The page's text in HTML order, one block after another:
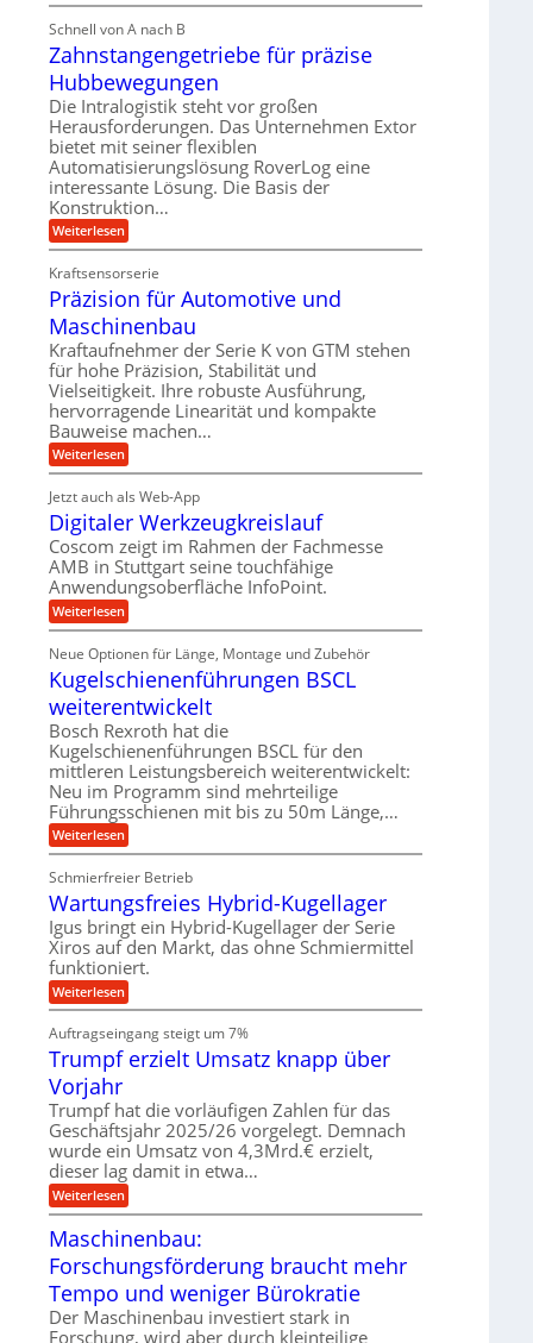
m
V
e
r
g
l
e
i
c
h
e
u
g
e
l
g
e
w
i
n
d
e
r
i
e
b
e
f
ü
r
r
a
u
e
U
m
g
e
n
g
e
n
g
e
r
t
m
s
a
t
z
u
n
d
A
u
f
t
r
a
g
s
i
n
g
a
n
g
n
s
c
h
e
n
a
u
c
h
i
n
Z
e
i
t
e
v
o
n
K
I
w
i
c
h
i
g
e
r
a
l
s
M
a
s
c
h
i
n
e
n
Schnell von A nach B
Zahnstangengetriebe für präzise
Hubbewegungen
Die Intralogistik steht vor großen
Herausforderungen. Das Unternehmen Extor
bietet mit seiner flexiblen
Automatisierungslösung RoverLog eine
interessante Lösung. Die Basis der
Konstruktion…
Weiterlesen:
Z
h
n
s
t
a
n
g
e
n
g
e
t
r
i
b
e
f
ü
r
p
r
z
i
e
H
u
b
b
e
w
e
g
n
g
e
n
Kraftsensorserie
Präzision für Automotive und
Maschinenbau
Kraftaufnehmer der Serie K von GTM stehen
für hohe Präzision, Stabilität und
Vielseitigkeit. Ihre robuste Ausführung,
hervorragende Linearität und kompakte
Bauweise machen…
Weiterlesen:
P
ä
z
i
s
i
o
n
f
ü
r
A
u
t
o
m
o
i
v
e
u
n
d
M
a
s
c
h
i
n
e
b
a
u
Jetzt auch als Web-App
Digitaler Werkzeugkreislauf
Coscom zeigt im Rahmen der Fachmesse
AMB in Stuttgart seine touchfähige
Anwendungsoberfläche InfoPoint.
Weiterlesen:
D
g
i
t
a
l
e
r
W
e
r
k
z
e
u
k
r
e
s
l
a
f
Neue Optionen für Länge, Montage und Zubehör
Kugelschienenführungen BSCL
weiterentwickelt
Bosch Rexroth hat die
Kugelschienenführungen BSCL für den
mittleren Leistungsbereich weiterentwickelt:
Neu im Programm sind mehrteilige
Führungsschienen mit bis zu 50m Länge,…
Weiterlesen:
K
g
e
l
s
c
h
i
e
n
e
r
u
n
g
e
n
B
S
C
L
e
i
t
Schmierfreier Betrieb
Wartungsfreies Hybrid-Kugellager
Igus bringt ein Hybrid-Kugellager der Serie
Xiros auf den Markt, das ohne Schmiermittel
funktioniert.
Weiterlesen:
W
r
u
g
s
f
r
e
i
e
H
b
r
i
d
Auftragseingang steigt um 7%
Trumpf erzielt Umsatz knapp über
Vorjahr
Trumpf hat die vorläufigen Zahlen für das
Geschäftsjahr 2025/26 vorgelegt. Demnach
wurde ein Umsatz von 4,3Mrd.€ erzielt,
dieser lag damit in etwa…
Weiterlesen:
T
u
m
p
f
e
r
Maschinenbau:
Forschungsförderung braucht mehr
Tempo und weniger Bürokratie
Der Maschinenbau investiert stark in
Forschung, wird aber durch kleinteilige